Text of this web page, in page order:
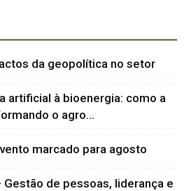
da geopolítica no setor
artificial à bioenergia: como a
o agro...
marcado para agosto
Gestão de pessoas, liderança e